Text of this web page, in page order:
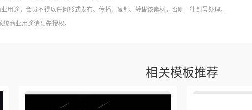
用途，会员不得以任何形式发布、传播、复制、转售该素材，否则一律封号处理。
商业用途请预先授权。
相关模板推荐